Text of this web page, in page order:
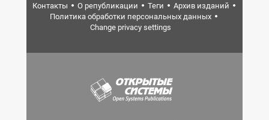
Контакты
О републикации Теги
Архив изданий
Политика обработки персональных данных
Change privacy settings